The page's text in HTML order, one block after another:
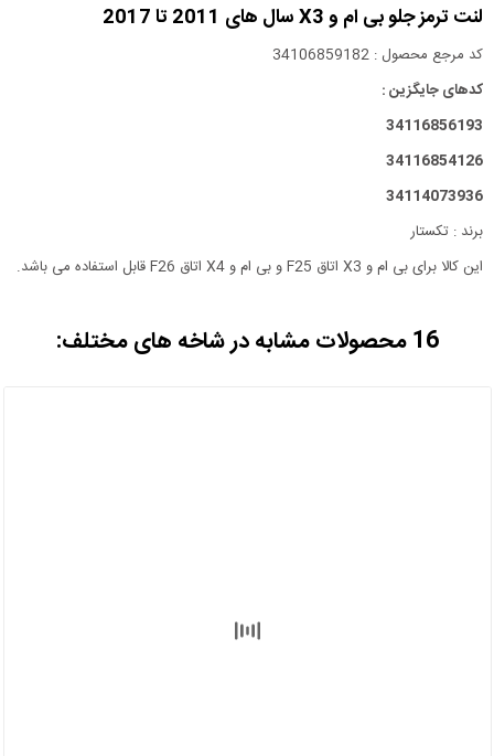
لنت ترمز جلو بی ام و X3 سال های 2011 تا 2017
کد مرجع محصول : 34106859182
کدهای جایگزین :
34116856193
34116854126
34114073936
برند : تکستار
این کالا برای بی ام و X3 اتاق F25 و بی ام و X4 اتاق F26 قابل استفاده می باشد.
16 محصولات مشابه در شاخه های مختلف: